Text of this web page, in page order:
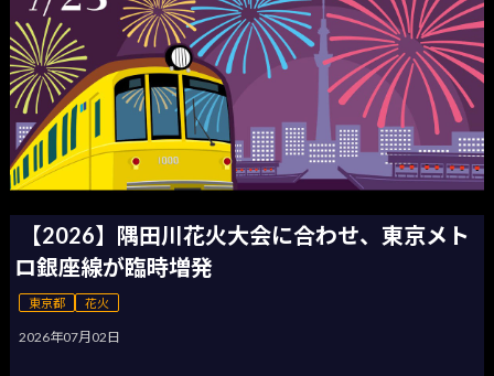
【2026】隅田川花火大会に合わせ、東京メト
ロ銀座線が臨時増発
東京都 花火
2026年07月02日